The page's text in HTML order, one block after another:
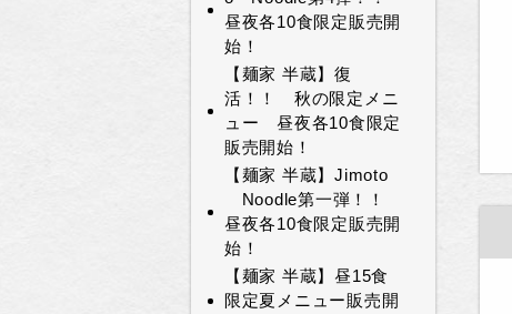
昼夜各10食限定販売開
始！
【麺家 半蔵】復
活！！ 秋の限定メニ
ュー 昼夜各10食限定
販売開始！
【麺家 半蔵】Jimoto
Noodle第一弾！！
昼夜各10食限定販売開
始！
【麺家 半蔵】昼15食
限定夏メニュー販売開